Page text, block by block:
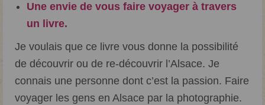
Une envie de vous faire voyager à travers
un livre.
Je voulais que ce livre vous donne la possibilité
de découvrir ou de re-découvrir l’Alsace. Je
connais une personne dont c’est la passion. Faire
voyager les gens en Alsace par la photographie.